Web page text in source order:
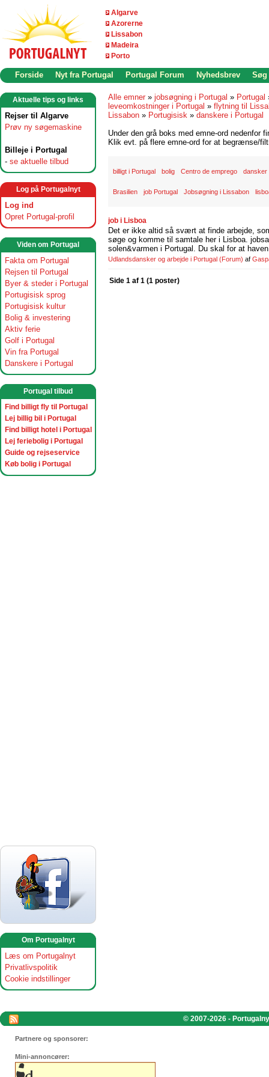
Algarve
Azorerne
Lissabon
Madeira
Porto
Forside Nyt fra Portugal Portugal Forum Nyhedsbrev Søg
Aktuelle tips og links
Rejser til Algarve
Prøv ny søgemaskine
Billeje i Portugal
- se aktuelle tilbud
Log på Portugalnyt
Log ind
Opret Portugal-profil
Viden om Portugal
Fakta om Portugal
Rejsen til Portugal
Byer & steder i Portugal
Portugisisk sprog
Portugisisk kultur
Bolig & investering
Aktiv ferie
Golf i Portugal
Vin fra Portugal
Danskere i Portugal
Portugal tilbud
Find billigt fly til Portugal
Lej billig bil i Portugal
Find billigt hotel i Portugal
Lej feriebolig i Portugal
Guide og rejseservice
Køb bolig i Portugal
Om Portugalnyt
Læs om Portugalnyt
Privatlivspolitik
Cookie indstillinger
Alle emner » jobsøgning i Portugal » Portugal
leveomkostninger i Portugal » flytning til
Lissabon » Portugisisk » danskere i Portugal
Under den grå boks med emne-ord nedenfor
Klik evt. på flere emne-ord for at begrænse/
billigt i Portugal bolig Centro de emprego dansker
Brasilien job Portugal Jobsøgning i Lissabon
job i Lisboa
Det er ikke altid så svært at finde arbejde,
søge og komme til samtale her i Lisboa.
solen&varmen i Portugal. Du skal for at
Udlandsdansker og arbejde i Portugal (Forum) af
Side 1 af 1 (1 poster)
© 2007-2026 -
Partnere og sponsorer:
Mini-annoncører: